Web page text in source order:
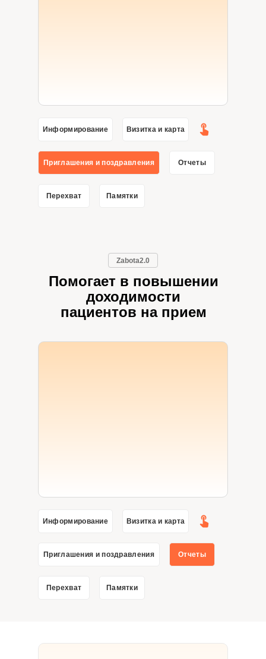
Отчеты
Перехват
Приглашения и поздравления
Визитка и карта
Памятки
Информирование
Помогает в повышении
доходимости
пациентов на прием
Zabota2.0
Отчеты
Перехват
Приглашения и поздравления
Визитка и карта
Памятки
Информирование